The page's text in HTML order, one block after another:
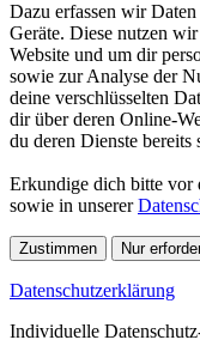
Dazu erfassen wir
Geräte. Diese nutzen
Website und um dir
sowie zur Analyse der
deine verschlüsselten
dir über deren Online-
du deren Dienste bereits
Erkundige dich bitte vor
sowie in unserer
Zustimmen Nur
Datenschutzerklärung
Individuelle